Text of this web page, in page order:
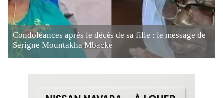
Condoléances après le décès de sa fille : le message de
Serigne Mountakha Mbacké